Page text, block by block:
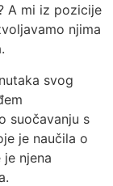
A mi iz pozicije
njima
svog
suočavanju s
je naučila o
njena